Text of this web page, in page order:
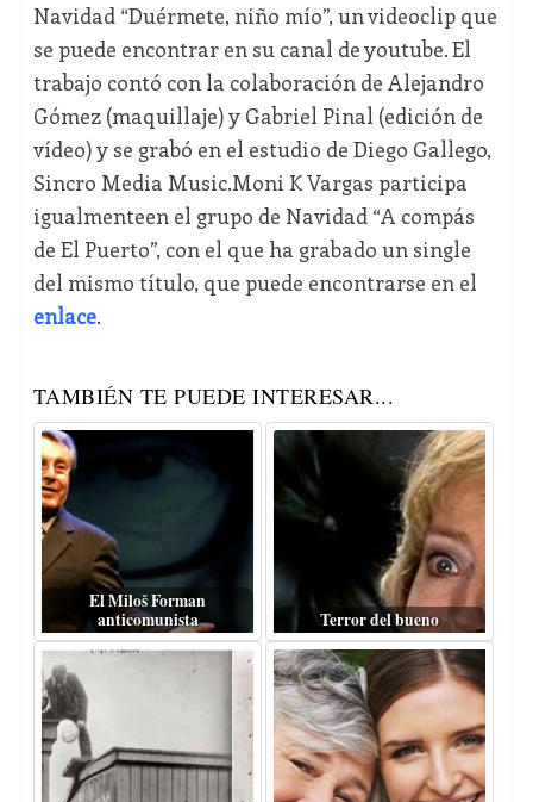
Navidad “Duérmete, niño mío”, un videoclip que
se puede encontrar en su canal de youtube. El
trabajo contó con la colaboración de Alejandro
Gómez (maquillaje) y Gabriel Pinal (edición de
vídeo) y se grabó en el estudio de Diego Gallego,
Sincro Media Music.Moni K Vargas participa
igualmenteen el grupo de Navidad “A compás
de El Puerto”, con el que ha grabado un single
del mismo título, que puede encontrarse en el
enlace.
TAMBIÉN TE PUEDE INTERESAR...
El Miloš Forman
anticomunista
Terror del bueno